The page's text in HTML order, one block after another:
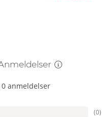
0 anmeldelser
(0)